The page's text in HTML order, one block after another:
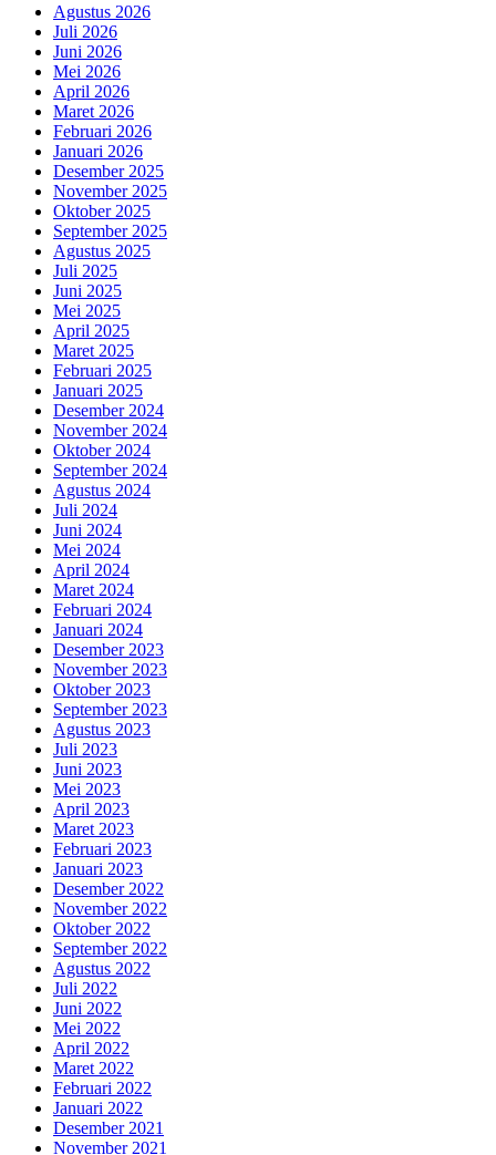
Agustus 2026
Juli 2026
Juni 2026
Mei 2026
April 2026
Maret 2026
Februari 2026
Januari 2026
Desember 2025
November 2025
Oktober 2025
September 2025
Agustus 2025
Juli 2025
Juni 2025
Mei 2025
April 2025
Maret 2025
Februari 2025
Januari 2025
Desember 2024
November 2024
Oktober 2024
September 2024
Agustus 2024
Juli 2024
Juni 2024
Mei 2024
April 2024
Maret 2024
Februari 2024
Januari 2024
Desember 2023
November 2023
Oktober 2023
September 2023
Agustus 2023
Juli 2023
Juni 2023
Mei 2023
April 2023
Maret 2023
Februari 2023
Januari 2023
Desember 2022
November 2022
Oktober 2022
September 2022
Agustus 2022
Juli 2022
Juni 2022
Mei 2022
April 2022
Maret 2022
Februari 2022
Januari 2022
Desember 2021
November 2021